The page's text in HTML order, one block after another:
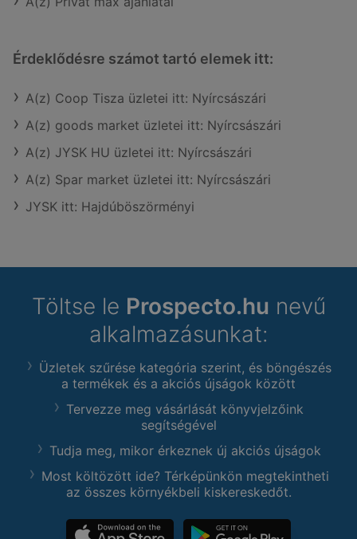
Érdeklődésre számot tartó elemek itt:
A(z) Coop Tisza üzletei itt: Nyírcsászári
A(z) goods market üzletei itt: Nyírcsászári
A(z) JYSK HU üzletei itt: Nyírcsászári
A(z) Spar market üzletei itt: Nyírcsászári
JYSK itt: Hajdúböszörményi
Töltse le Prospecto.hu nevű
alkalmazásunkat:
Üzletek szűrése kategória szerint, és böngészés
a termékek és a akciós újságok között
Tervezze meg vásárlását könyvjelzőink
segítségével
Tudja meg, mikor érkeznek új akciós újságok
Most költözött ide? Térképünkön megtekintheti
az összes környékbeli kiskereskedőt.